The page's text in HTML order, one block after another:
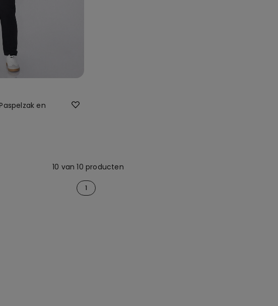
en
10 van 10 producten
1